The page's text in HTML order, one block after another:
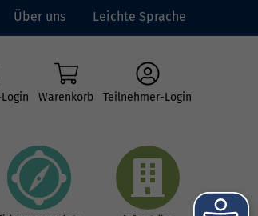
Über uns Leichte Sprache
Warenkorb Teilnehmer-Login